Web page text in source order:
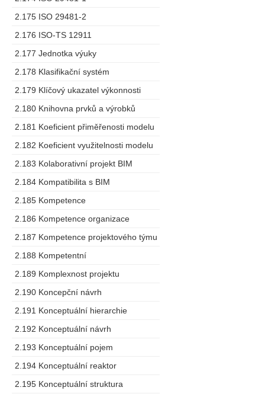
2.175 ISO 29481-2
2.176 ISO-TS 12911
2.177 Jednotka výuky
2.178 Klasifikační systém
2.179 Klíčový ukazatel výkonnosti
2.180 Knihovna prvků a výrobků
2.181 Koeficient přiměřenosti modelu
2.182 Koeficient využitelnosti modelu
2.183 Kolaborativní projekt BIM
2.184 Kompatibilita s BIM
2.185 Kompetence
2.186 Kompetence organizace
2.187 Kompetence projektového týmu
2.188 Kompetentní
2.189 Komplexnost projektu
2.190 Koncepční návrh
2.191 Konceptuální hierarchie
2.192 Konceptuální návrh
2.193 Konceptuální pojem
2.194 Konceptuální reaktor
2.195 Konceptuální struktura